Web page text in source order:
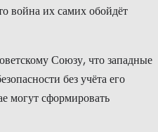
война их самих обойдёт
Союзу, что западные
без учёта его
могут сформировать